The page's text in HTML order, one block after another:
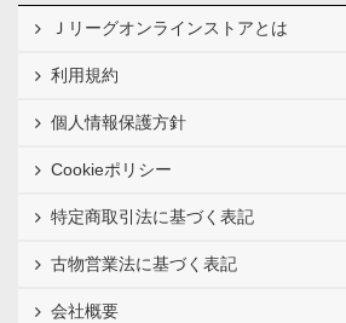
Ｊリーグオンラインストアとは
利用規約
個人情報保護方針
Cookieポリシー
特定商取引法に基づく表記
古物営業法に基づく表記
会社概要